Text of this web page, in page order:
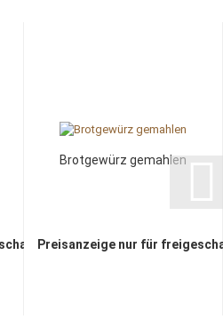
Kunden
Brotgewürz gemahlen
Preisanzeige nur für